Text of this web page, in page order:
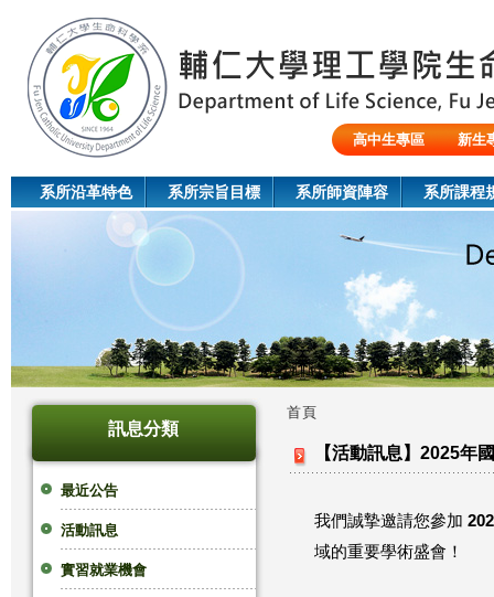
高中生專區
新生
系所沿革特色 系所宗旨目標 系所師資陣容 系所課程
訊息分類
最近公告
活動訊息
實習就業機會
您
首頁
【活動訊息】2025年
我們誠摯邀請您參加
域的重要學術盛會！